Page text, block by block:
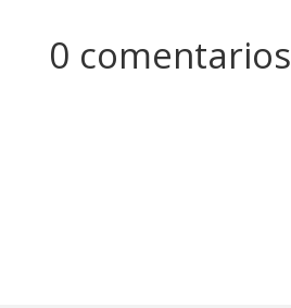
0 comentarios